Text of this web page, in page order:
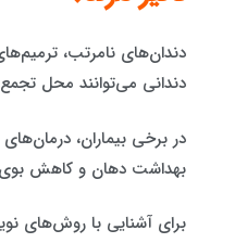
دندان‌های نامرتب،
دندانی می‌توانند محل
در برخی بیماران،
بهداشت دهان و کاهش
برای آشنایی با روش‌های